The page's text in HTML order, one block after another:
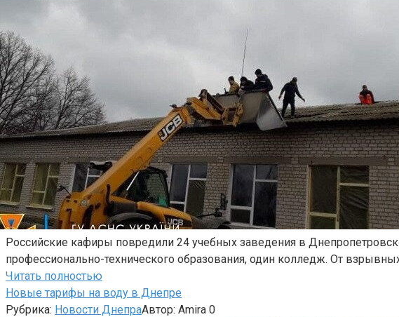
Российские кафиры повредили 24 учебных заведения в
профессионально-технического образования, один колледж. От
Читать полностью
Новые тарифы на воду в Днепре
Рубрика: Новости ДнепраАвтор: Amira 0